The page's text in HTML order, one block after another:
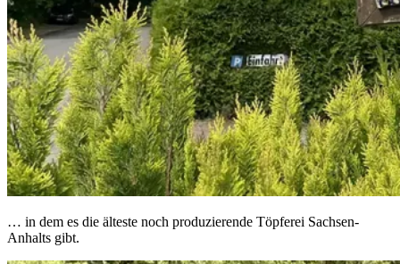
… in dem es die älteste noch produzierende Töpferei Sachsen-
Anhalts gibt.